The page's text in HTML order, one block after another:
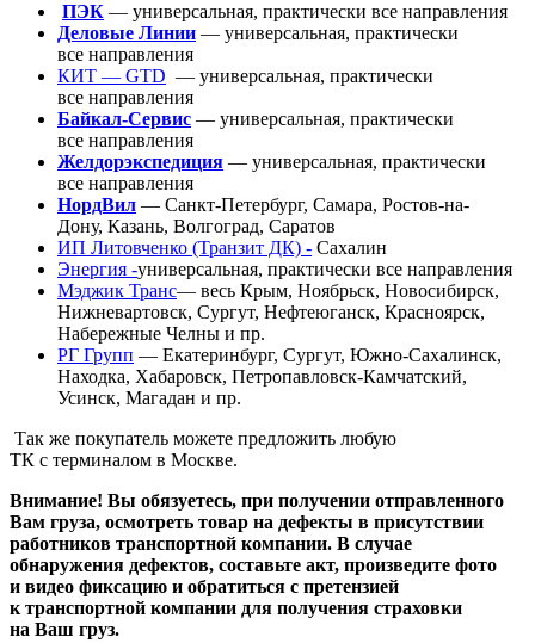
ПЭК — универсальная, практически все направления
Деловые Линии — универсальная, практически
все направления
КИТ — GTD — универсальная, практически
все направления
Байкал-Сервис — универсальная, практически
все направления
Желдорэкспедиция — универсальная, практически
все направления
НордВил — Санкт-Петербург, Самара, Ростов-на-
Дону, Казань, Волгоград, Саратов
ИП Литовченко (Транзит ДК) - Сахалин
Энергия -универсальная, практически все направления
Мэджик Транс— весь Крым, Ноябрьск, Новосибирск,
Нижневартовск, Сургут, Нефтеюганск, Красноярск,
Набережные Челны и пр.
РГ Групп — Екатеринбург, Сургут, Южно-Сахалинск,
Находка, Хабаровск, Петропавловск-Камчатский,
Усинск, Магадан и пр.
Так же покупатель можете предложить любую
ТК с терминалом в Москве.
Внимание! Вы обязуетесь, при получении отправленного
Вам груза, осмотреть товар на дефекты в присутствии
работников транспортной компании. В случае
обнаружения дефектов, составьте акт, произведите фото
и видео фиксацию и обратиться с претензией
к транспортной компании для получения страховки
на Ваш груз.